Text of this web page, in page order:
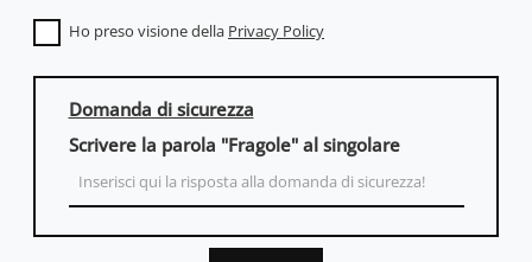
Ho preso visione della Privacy Policy
Domanda di sicurezza
Scrivere la parola "Fragole" al singolare